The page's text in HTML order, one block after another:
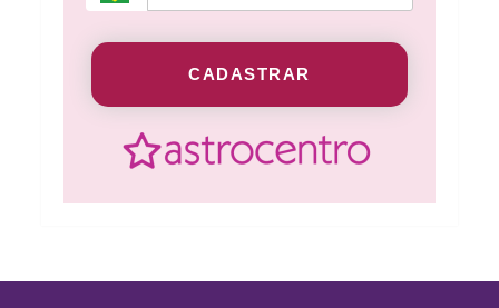
CADASTRAR